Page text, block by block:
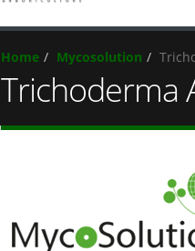
Home Mycosolution
Trichoderma